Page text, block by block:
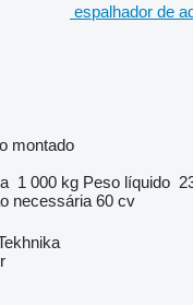
espalhador de
montado
1 000 kg Peso líquido
necessária 60 cv